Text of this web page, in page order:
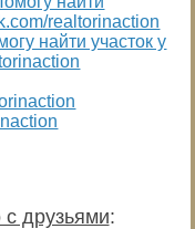
найти участок у
друзьями: